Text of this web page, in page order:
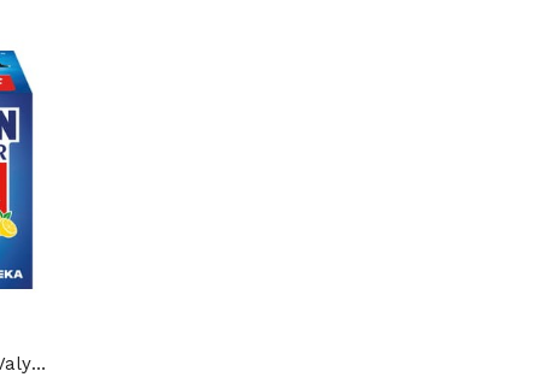
Drėgnos Servetėlės Akinių Valymui Brillen...